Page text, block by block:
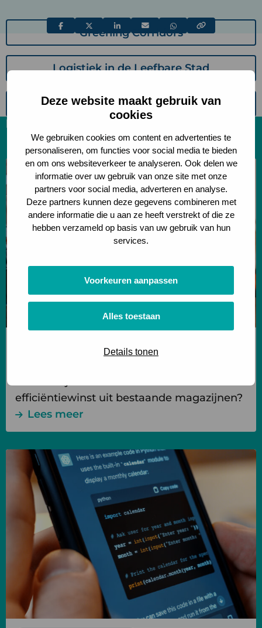
Deze website maakt gebruik van
cookies
We gebruiken cookies om content en advertenties te
personaliseren, om functies voor social media te bieden
en om ons websiteverkeer te analyseren. Ook delen we
informatie over uw gebruik van onze site met onze
partners voor social media, adverteren en analyse.
Deze partners kunnen deze gegevens combineren met
andere informatie die u aan ze heeft verstrekt of die ze
hebben verzameld op basis van uw gebruik van hun
services.
Voorkeuren aanpassen
Alles toestaan
Details tonen
Deel
Deel
Deel
Deel
Deel
Greening Corridors
Logistiek in de Leefbare Stad
Healthy Health Care
Relevante artikelen
efficiëntiewinst uit bestaande magazijnen?
Lees meer
Lees
meer
over
Onderzoek
naar
data-
gedreven
slotting
Lees
meer
Large
Language
Models
Logistiek